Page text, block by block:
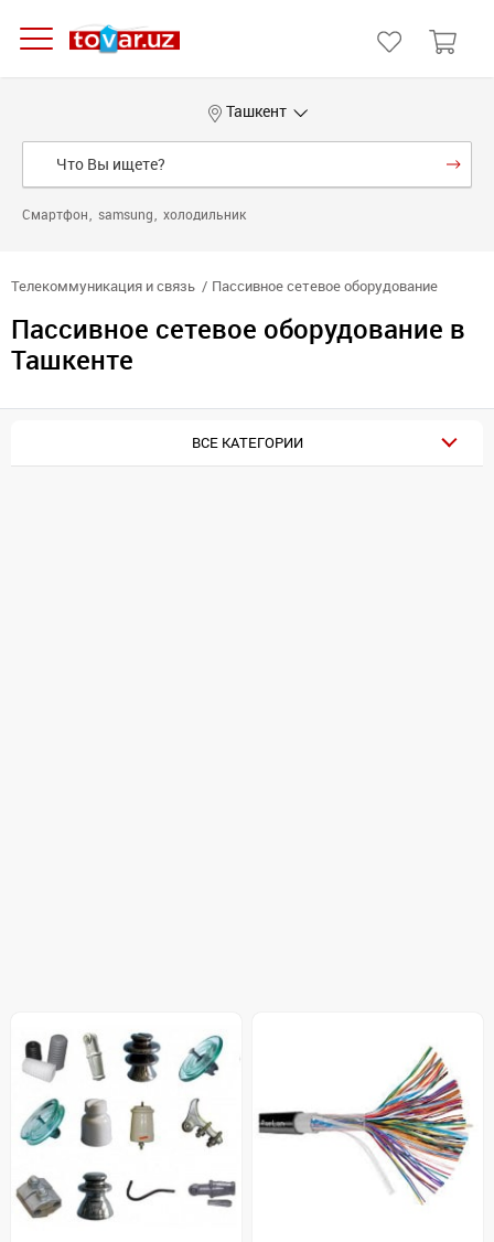
Ташкент
Смартфон samsung холодильник
Телекоммуникация и связь Пассивное сетевое оборудование
Пассивное сетевое оборудование в
Ташкенте
ВСЕ КАТЕГОРИИ